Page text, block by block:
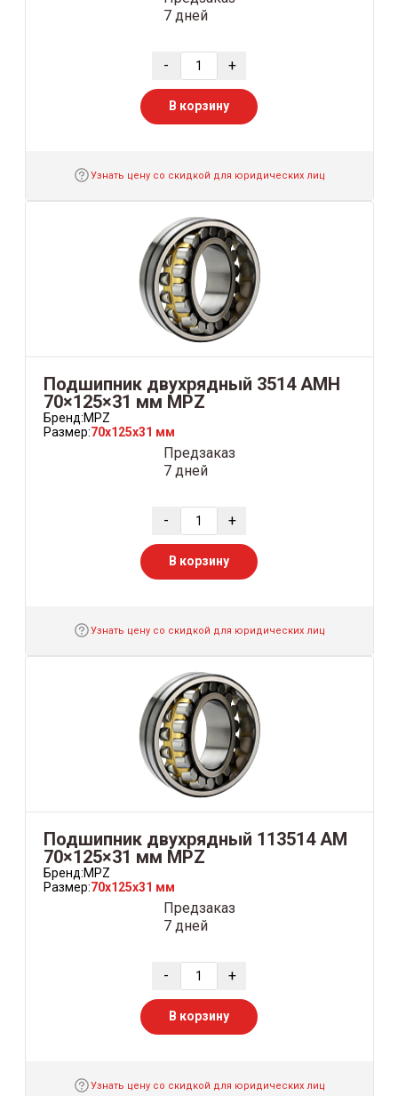
7 дней
- +
В корзину
Узнать цену со скидкой для юридических лиц
Подшипник двухрядный 3514 АМН
70×125×31 мм MPZ
Бренд:MPZ
Размер:70x125x31 мм
Предзаказ
7 дней
- +
В корзину
Узнать цену со скидкой для юридических лиц
Подшипник двухрядный 113514 АМ
70×125×31 мм MPZ
Бренд:MPZ
Размер:70x125x31 мм
Предзаказ
7 дней
- +
В корзину
Узнать цену со скидкой для юридических лиц